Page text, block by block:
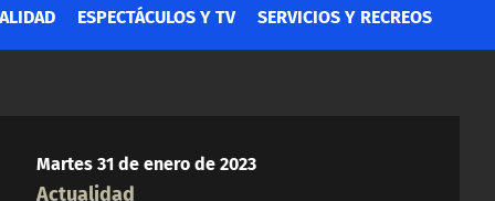
ESPECTÁCULOS Y TV SERVICIOS Y RECREOS
Martes 31 de enero de 2023
Actualidad